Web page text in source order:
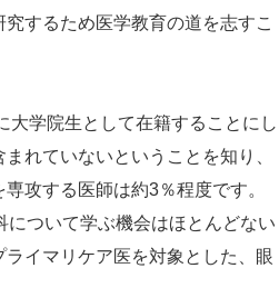
するため医学教育の道を志すこ
大学院生として在籍することにし
れていないということを知り、
攻する医師は約3％程度です。
ついて学ぶ機会はほとんどない
イマリケア医を対象とした、眼